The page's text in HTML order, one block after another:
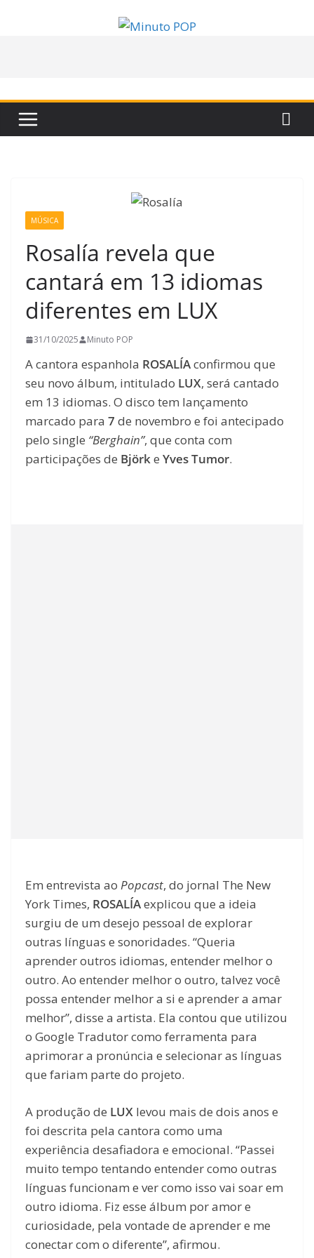
MÚSICA
Rosalía revela que
cantará em 13 idiomas
diferentes em LUX
31/10/2025 Minuto POP
A cantora espanhola ROSALÍAconfirmou que
seu novo álbum, intitulado LUX, será cantado
em 13 idiomas. O disco tem lançamento
marcado para 7 de novembro e foi antecipado
pelo single “Berghain”, que conta com
participações de Björke Yves Tumor.
Em entrevista ao Popcast, do jornal The New
York Times, ROSALÍAexplicou que a ideia
surgiu de um desejo pessoal de explorar
outras línguas e sonoridades. “Queria
aprender outros idiomas, entender melhor o
outro. Ao entender melhor o outro, talvez você
possa entender melhor a si e aprender a amar
melhor”, disse a artista. Ela contou que utilizou
o Google Tradutor como ferramenta para
aprimorar a pronúncia e selecionar as línguas
que fariam parte do projeto.
A produção de LUX levou mais de dois anos e
foi descrita pela cantora como uma
experiência desafiadora e emocional. “Passei
muito tempo tentando entender como outras
línguas funcionam e ver como isso vai soar em
outro idioma. Fiz esse álbum por amor e
curiosidade, pela vontade de aprender e me
conectar com o diferente”, afirmou.